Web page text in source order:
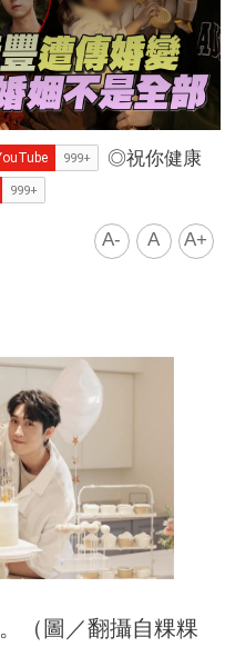
◎祝你健康
A- A A+
。（圖／翻攝自粿粿